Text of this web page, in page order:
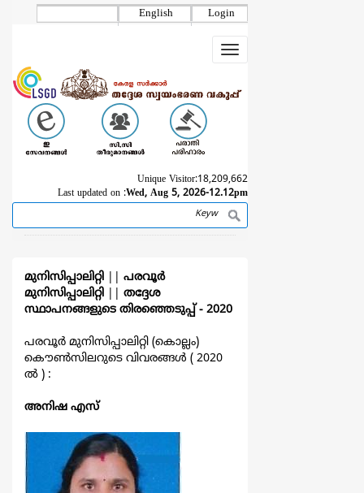
Login
English
Toggle
navigation
Unique Visitor:18,209,662
Last updated on :Wed, Aug 5, 2026-12.12pm
Search
മുനിസിപ്പാലിറ്റി
പരവൂര്‍
മുനിസിപ്പാലിറ്റി
തദ്ദേശ
സ്ഥാപനങ്ങളുടെ തിരഞ്ഞെടുപ്പ്‌ - 2020
പരവൂര്‍ മുനിസിപ്പാലിറ്റി (കൊല്ലം)
കൌൺസിലറുടെ വിവരങ്ങള്‍ ( 2020
ല്‍ ) :
അനിഷ എസ്